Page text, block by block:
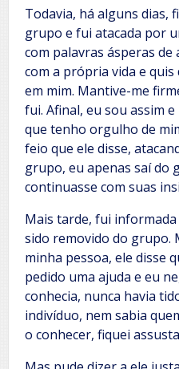
Todavia, há alguns dias,
grupo e fui atacada por
com palavras ásperas
com a própria vida e
em mim. Mantive-me
fui. Afinal, eu sou assim
que tenho orgulho de
feio que ele disse,
grupo, eu apenas saí do
continuasse com suas
Mais tarde, fui
sido removido do grupo.
minha pessoa, ele disse
pedido uma ajuda e eu
conhecia, nunca havia
indivíduo, nem sabia
o conhecer, fiquei